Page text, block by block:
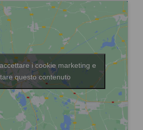
i cookie marketing e
questo contenuto